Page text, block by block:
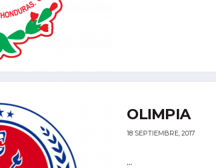
OLIMPIA
18 SEPTIEMBRE, 2017
...